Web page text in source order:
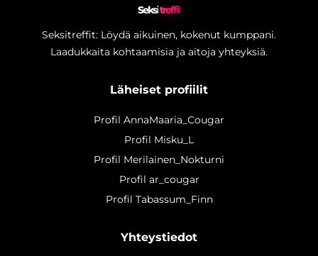
Seksitreffit
Seksitreffit: Löydä aikuinen, kokenut kumppani.
Laadukkaita kohtaamisia ja aitoja yhteyksiä.
Läheiset profiilit
Profil AnnaMaaria_Cougar
Profil Misku_L
Profil Merilainen_Nokturni
Profil ar_cougar
Profil Tabassum_Finn
Yhteystiedot